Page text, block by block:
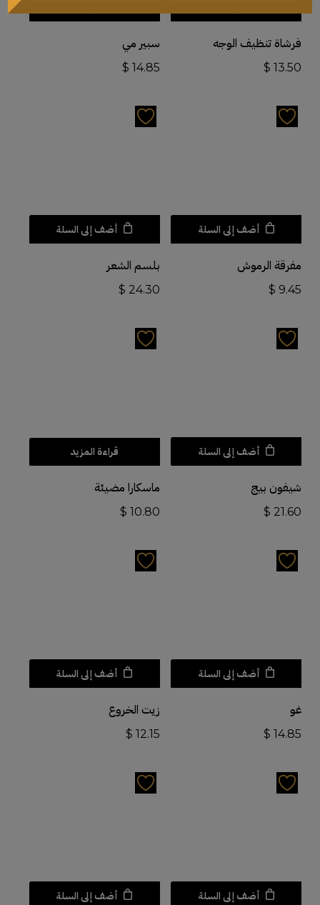
فرشاة تنظيف الوجه
$ 13.50
سبير مي
$ 14.85
أضف إلى السلة
مفرقة الرموش
$ 9.45
أضف إلى السلة
بلسم الشعر
$ 24.30
أضف إلى السلة
شيفون بيج
$ 21.60
قراءة المزيد
ماسكارا مضيئة
$ 10.80
أضف إلى السلة
غو
$ 14.85
أضف إلى السلة
زيت الخروع
$ 12.15
أضف إلى السلة أضف إلى السلة